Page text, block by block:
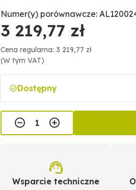
Numer(y) porównawcze:
3 219,77 zł
Cena regularna: 3 219,77 zł
(W tym VAT)
Dostępny
Wsparcie techniczne